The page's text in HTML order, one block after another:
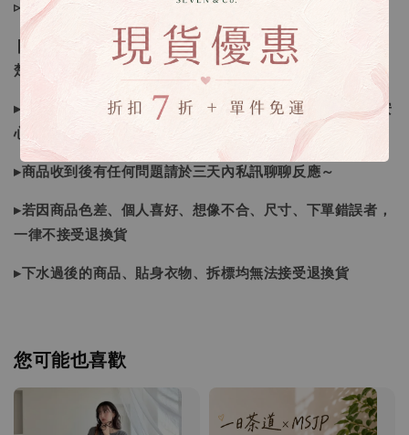
▹預購商品７～２１日（不含假日）寄出，如遇缺貨請見諒！
❙ 本賣場不接受下標後要求取消訂單（下標前請三思與看清
楚）❙
▸商品皆由日本、韓國門市、官網購入，皆為正品，您可以安
心購買唷
▸商品收到後有任何問題請於三天內私訊聊聊反應～
▸若因商品色差、個人喜好、想像不合、尺寸、下單錯誤者，
一律不接受退換貨
▸下水過後的商品、貼身衣物、拆標均無法接受退換貨
您可能也喜歡